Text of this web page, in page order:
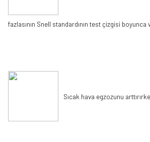
fazlasının Snell standardının test çizgisi
Sıcak hava egzozunu